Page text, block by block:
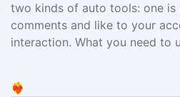
two kinds of auto tools: one is
comments and like to your
interaction. What you need to
❤️‍🔥